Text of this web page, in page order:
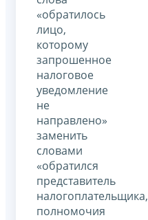
«обратилось
лицо,
которому
запрошенное
налоговое
уведомление
не
направлено»
заменить
словами
«обратился
представитель
налогоплательщика,
полномочия